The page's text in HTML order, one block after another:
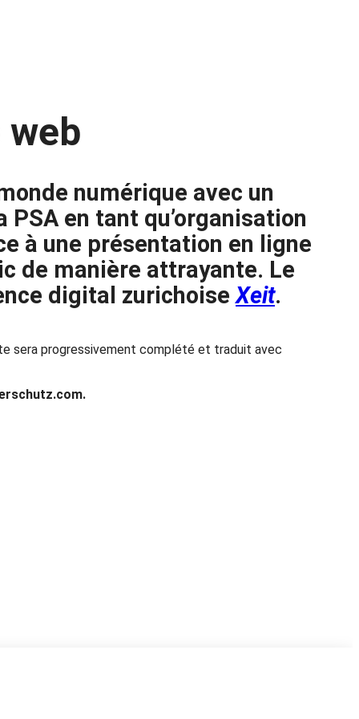
web
numérique avec un
en tant qu’organisation
à une présentation en ligne
de manière attrayante. Le
digital zurichoiseXeit.
sera progressivement complété et traduit avec